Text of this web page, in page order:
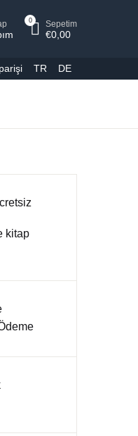
0 Sepetim
€0,00
TR DE
Kapat
Kapat
kitap